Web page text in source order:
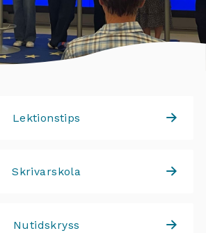
Lektionstips
Skrivarskola
Nutidskryss